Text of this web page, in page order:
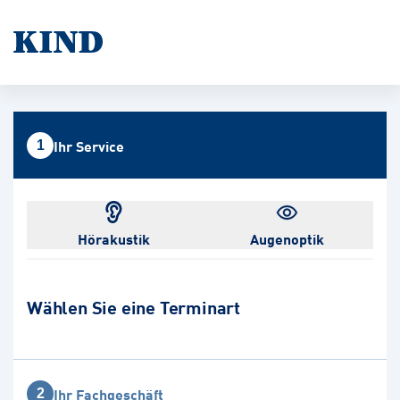
1 Ihr Service
Hörakustik Augenoptik
Wählen Sie eine Terminart
2 Ihr Fachgeschäft